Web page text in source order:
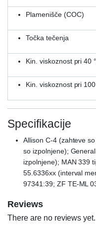
Plamenišče (COC)
Točka tečenja
Kin. viskoznost pri 40
Kin. viskoznost pri
Specifikacije
Allison C-4 (zahteve
so izpolnjene);
izpolnjene); MAN 339
55.6336xx (interval
97341:39; ZF TE-ML
Reviews
There are no reviews yet.